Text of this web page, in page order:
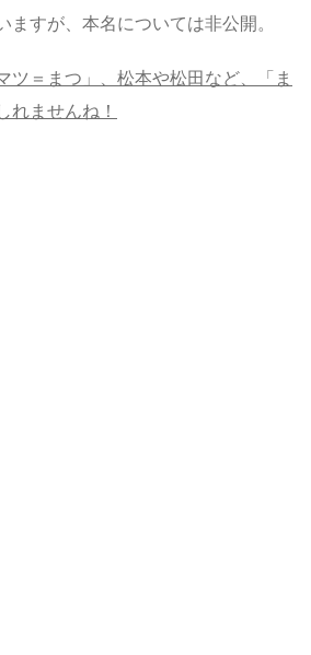
ますが、本名については非公開。
＝まつ」、松本や松田など、「ま
れませんね！